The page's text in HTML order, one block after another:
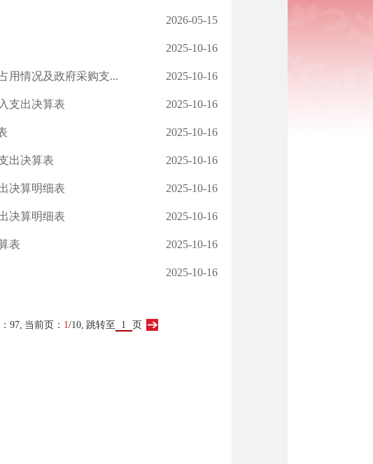
2026-05-15
2025-10-16
用情况及政府采购支... 2025-10-16
支出决算表 2025-10-16
2025-10-16
出决算表 2025-10-16
决算明细表 2025-10-16
决算明细表 2025-10-16
表 2025-10-16
2025-10-16
97, 当前页： 1/10, 跳转至 页